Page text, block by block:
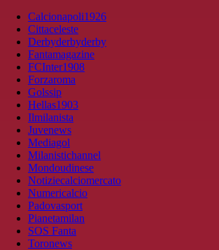
Calcionapoli1926
Cittaceleste
Derbyderbyderby
Fantamagazine
FCInter1908
Forzaroma
Golssip
Hellas1903
Ilmilanista
Juvenews
Mediagol
Milanistichannel
Mondoudinese
Notiziecalciomercato
Numericalcio
Padovasport
Pianetamilan
SOS Fanta
Toronews